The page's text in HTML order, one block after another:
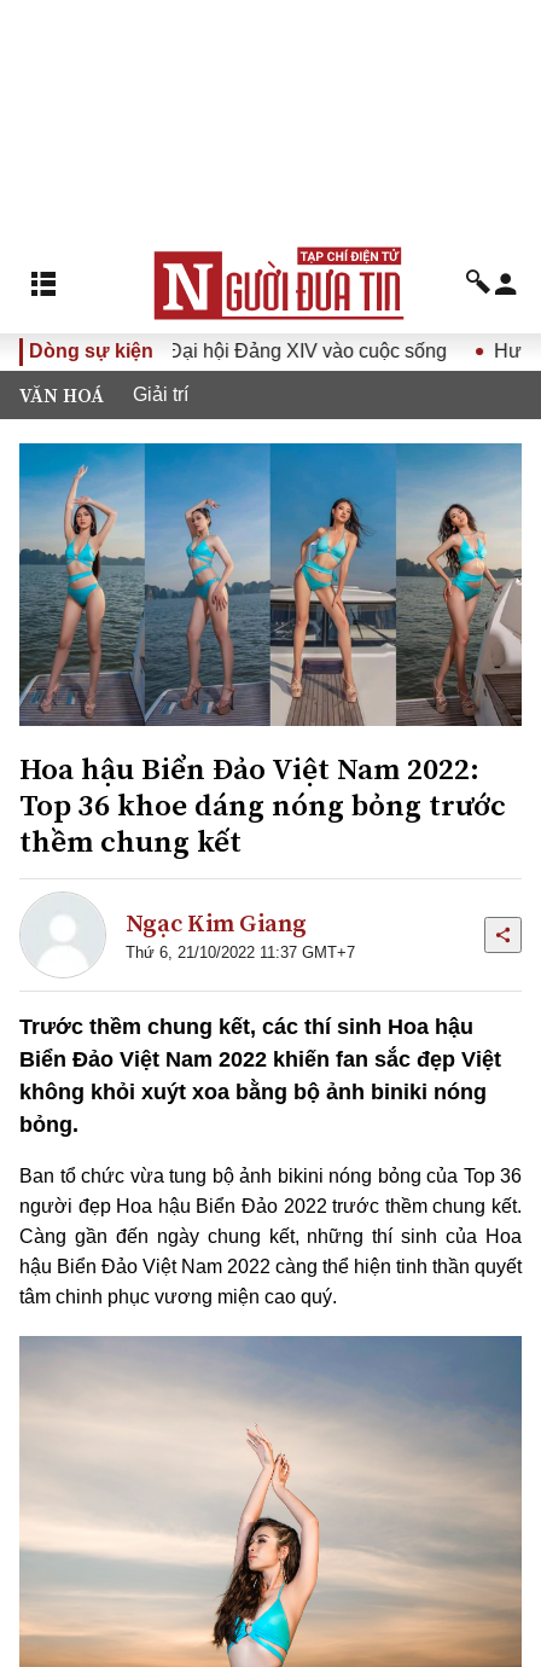
Dòng sự kiện
XIV vào cuộc sống Hướng tới Đại hội đại biểu toàn
VĂN HOÁ Giải trí
Hoa hậu Biển Đảo Việt Nam 2022:
Top 36 khoe dáng nóng bỏng trước
thềm chung kết
Ngạc Kim Giang
Thứ 6, 21/10/2022 11:37 GMT+7
Trước thềm chung kết, các thí sinh Hoa hậu
Biển Đảo Việt Nam 2022 khiến fan sắc đẹp Việt
không khỏi xuýt xoa bằng bộ ảnh biniki nóng
bỏng.
Ban tổ chức vừa tung bộ ảnh bikini nóng bỏng của Top 36
người đẹp Hoa hậu Biển Đảo 2022 trước thềm chung kết.
Càng gần đến ngày chung kết, những thí sinh của Hoa
hậu Biển Đảo Việt Nam 2022 càng thể hiện tinh thần quyết
tâm chinh phục vương miện cao quý.